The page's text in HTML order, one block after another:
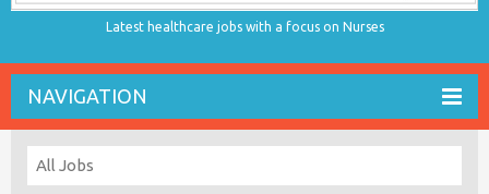
Latest healthcare jobs with a focus on Nurses
NAVIGATION